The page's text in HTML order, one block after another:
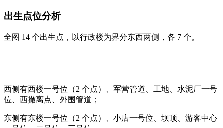
出生点位分析
全图 14 个出生点，以行政楼为界分东西两侧，各 7 个。
西侧有西楼一号位（2 个点）、军营管道、工地、水泥厂一号
位、西撤离点、外围管道；
东侧有东楼一号位（2 个点）、小店一号位、坝顶、游客中心